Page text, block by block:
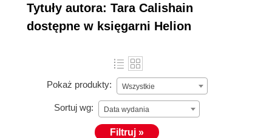
Tytuły autora: Tara Calishain
dostępne w księgarni Helion
Pokaż produkty: Wszystkie
Sortuj wg: Data wydania
Filtruj »